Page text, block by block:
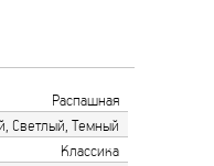
Распашная
Светлый, Темный
Классика